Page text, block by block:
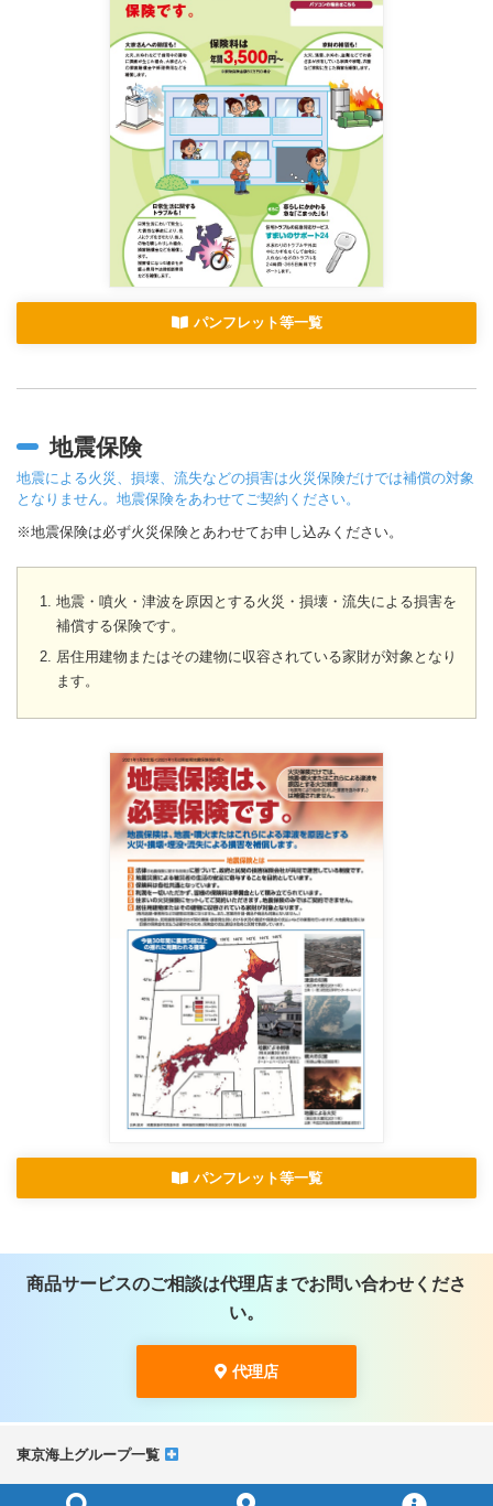
パンフレット等一覧
地震保険
地震による火災、損壊、流失などの損害は火災保険だけでは補償の対象
となりません。地震保険をあわせてご契約ください。
※地震保険は必ず火災保険とあわせてお申し込みください。
地震・噴火・津波を原因とする火災・損壊・流失による損害を
補償する保険です。
居住用建物またはその建物に収容されている家財が対象となり
ます。
パンフレット等一覧
商品サービスのご相談は代理店までお問い合わせくださ
い。
代理店
東京海上グループ一覧